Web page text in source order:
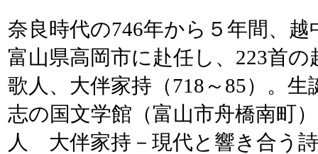
奈良時代の746年から５年間、
富山県高岡市に赴任し、223首
歌人、大伴家持（718～85）。生
志の国文学館（富山市舟橋南町
人 大伴家持－現代と響き合う